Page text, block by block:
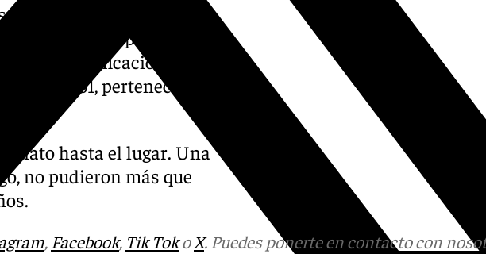
una salida de vía
que, por ahora, se
la notificación a la
061, perteneciente
hasta el lugar. Una
no pudieron más que
, Facebook, Tik TokoX. Puedes ponerte en contacto con